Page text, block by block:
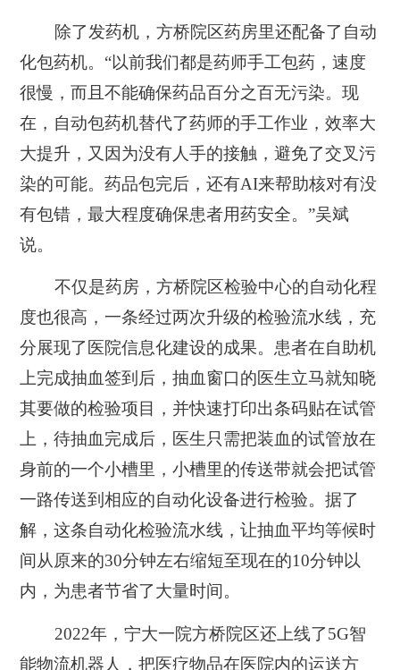
除了发药机，方桥院区药房里还配备了自动
化包药机。“以前我们都是药师手工包药，速度
很慢，而且不能确保药品百分之百无污染。现
在，自动包药机替代了药师的手工作业，效率大
大提升，又因为没有人手的接触，避免了交叉污
染的可能。药品包完后，还有AI来帮助核对有没
有包错，最大程度确保患者用药安全。”吴斌
说。
不仅是药房，方桥院区检验中心的自动化程
度也很高，一条经过两次升级的检验流水线，充
分展现了医院信息化建设的成果。患者在自助机
上完成抽血签到后，抽血窗口的医生立马就知晓
其要做的检验项目，并快速打印出条码贴在试管
上，待抽血完成后，医生只需把装血的试管放在
身前的一个小槽里，小槽里的传送带就会把试管
一路传送到相应的自动化设备进行检验。据了
解，这条自动化检验流水线，让抽血平均等候时
间从原来的30分钟左右缩短至现在的10分钟以
内，为患者节省了大量时间。
2022年，宁大一院方桥院区还上线了5G智
能物流机器人，把医疗物品在医院内的运送方